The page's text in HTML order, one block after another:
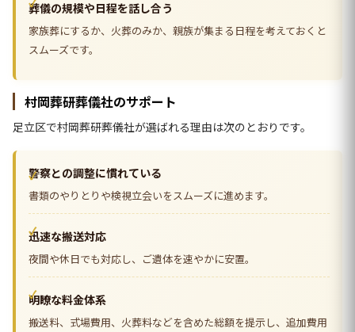
葬儀の規模や日程を話し合う
家族葬にするか、火葬のみか、親族が集まる日程を考えておくと
スムーズです。
村岡葬研葬儀社のサポート
足立区で村岡葬研葬儀社が選ばれる理由は次のとおりです。
警察との調整に慣れている
書類のやりとりや検視立会いをスムーズに進めます。
迅速な搬送対応
夜間や休日でも対応し、ご遺体を速やかに安置。
明瞭な料金体系
搬送料、式場費用、火葬料などを含めた総額を提示し、追加費用